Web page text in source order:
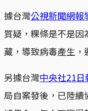
據台灣公視新聞網報
質疑，粿條是不是
藏，導致病毒產生，
另據台灣中央社21日
局自案發後，已陸續